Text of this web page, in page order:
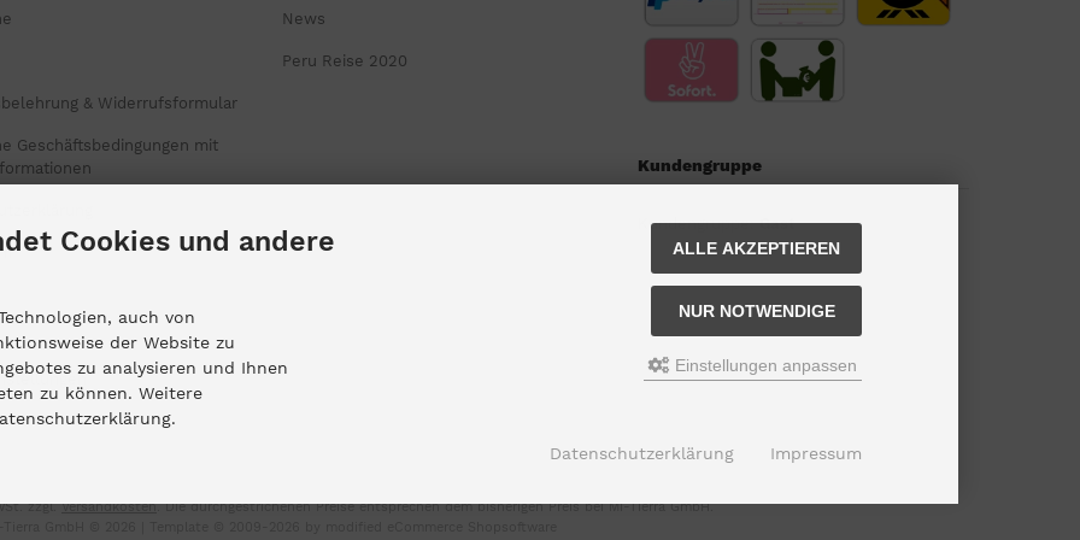
& Widerrufsformular
Geschäftsbedingungen mit
News
Peru Reise 2020
Kundengruppe
Kundengruppe:Gast
zzgl.Versandkosten. Die durchgestrichenen Preise entsprechen dem bisherigen Preis bei Mi-Tierra GmbH.
Cookies und andere
auch von
der Website zu
zu analysieren und Ihnen
zu können. Weitere
ALLE AKZEPTIEREN
NUR NOTWENDIGE
Einstellungen anpassen
Datenschutzerklärung Impressum